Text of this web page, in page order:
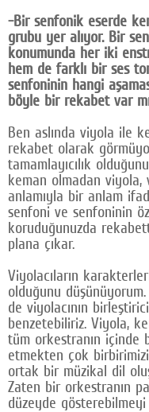
-Bir senfonik eserde
grubu yer alıyor. Bir
konumunda her iki
hem de farklı bir ses
senfoninin hangi
böyle bir rekabet var
Ben aslında viyola ile
rekabet olarak
tamamlayıcılık
keman olmadan
anlamıyla bir anlam
senfoni ve senfoninin
koruduğunuzda
plana çıkar.
Viyolacıların
olduğunu
de viyolacının
benzetebiliriz. Viyola,
tüm orkestranın içinde
etmekten çok
ortak bir müzikal dil
Zaten bir orkestranın
düzeyde